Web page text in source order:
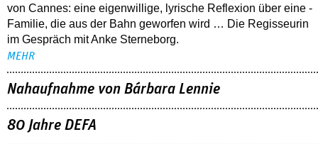
von Cannes: eine eigenwillige, lyrische Reflexion über eine ­
Familie, die aus der Bahn geworfen wird … Die Regisseurin
im Gespräch mit Anke Sterneborg.
MEHR
Nahaufnahme von Bárbara Lennie
80 Jahre DEFA